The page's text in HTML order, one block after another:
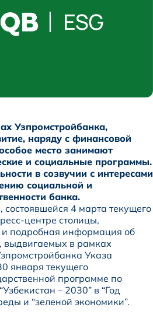
Узпромстройбанка,
наряду с финансовой
место занимают
и социальные программы.
в созвучии с интересами
социальной и
банка.
4 марта текущего
центре столицы,
подробная информация об
выдвигаемых в рамках
Указа
января текущего
программе по
– 2030” в “Год
и “зеленой экономики”.